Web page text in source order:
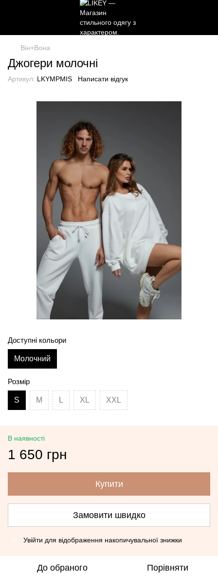
Він+Вона
Джогери молочні
Артикул: LKYMPMIS Написати відгук
Доступні кольори
Молочний
Розмір
S M L XL XXL
В наявності
1 650 грн
Купити
Замовити швидко
Увійти для відображення накопичувальної знижки
До обраного Порівняти